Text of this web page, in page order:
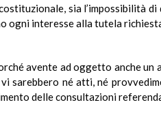
sia l’impossibilità di
ogni interesse alla tutela
avente ad oggetto anche
sarebbero né atti, né
delle consultazioni